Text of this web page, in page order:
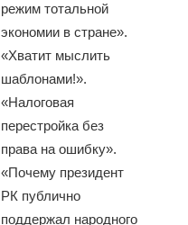
режим тотальной
экономии в стране».
«Хватит мыслить
шаблонами!».
«Налоговая
перестройка без
права на ошибку».
«Почему президент
РК публично
поддержал народного